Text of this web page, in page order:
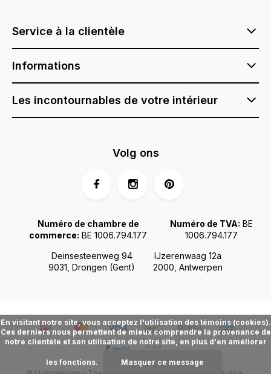
Service à la clientèle
Informations
Les incontournables de votre intérieur
Deinsesteenweg 94
9031, Drongen (Gent)
IJzerenwaag 12a
2000, Antwerpen
Numéro de chambre de
commerce: BE 1006.794.177
Numéro de TVA: BE
1006.794.177
Volg ons
En visitant notre site, vous acceptez l'utilisation des témoins (cookies).
Ces derniers nous permettent de mieux comprendre la provenance de
notre clientèle et son utilisation de notre site, en plus d'en améliorer
les fonctions.
Masquer ce message